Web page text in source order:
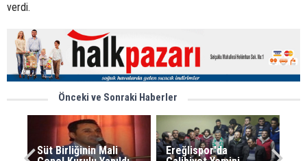
verdi.
Önceki ve Sonraki Haberler
Süt Birliğinin Mali
Ereğlispor'da